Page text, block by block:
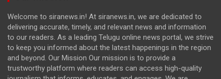
Welcome to siranews.in! At siranews.in, we are dedicated to
delivering accurate, timely, and relevant news and information
to our readers. As a leading Telugu online news portal, we strive
to keep you informed about the latest happenings in the region
and beyond. Our Mission Our mission is to provide a
trustworthy platform where readers can access high-quality